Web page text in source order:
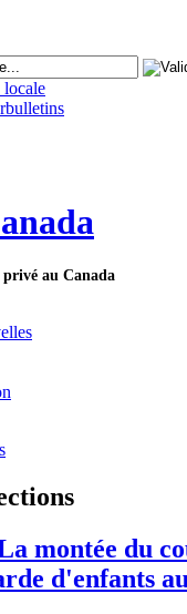
locale
au Canada
montée du
d'enfants